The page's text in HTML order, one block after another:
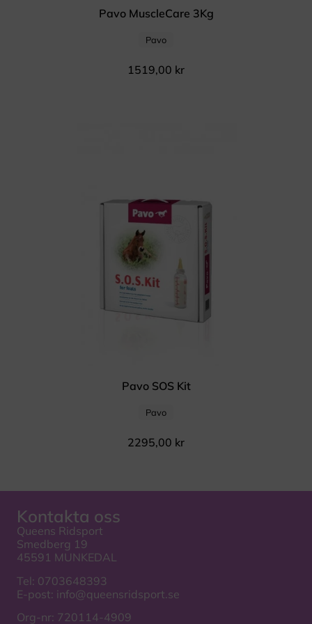
Pavo MuscleCare 3Kg
Pavo
1519,00 kr
Pavo SOS Kit
Pavo
2295,00 kr
Kontakta oss
Queens Ridsport
Smedberg 19
45591 MUNKEDAL
Tel: 0703648393
E-post: info@queensridsport.se
Org-nr: 720114-4909